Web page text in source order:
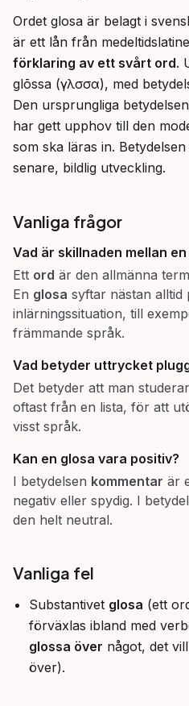
Ordet glosa är belagt i
förklaring av ett svårt ord.
glōssa (γλῶσσα), med
Den ursprungliga
har gett upphov till den
som ska läras in. Betydelsen
senare, bildlig utveckling.
Vanliga frågor
Vad är skillnaden mellan en
Ett ord är den allmänna
En glosa syftar nästan alltid
inlärningssituation, till
främmande språk.
Vad betyder uttrycket
Det betyder att man
oftast från en lista, för att
visst språk.
Kan en glosa vara positiv?
I betydelsen kommentar är
negativ eller spydig. I
den helt neutral.
Vanliga fel
Substantivet glosa (ett
förväxlas ibland med
glossa över något, det
över).